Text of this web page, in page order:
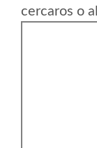
cercaros o